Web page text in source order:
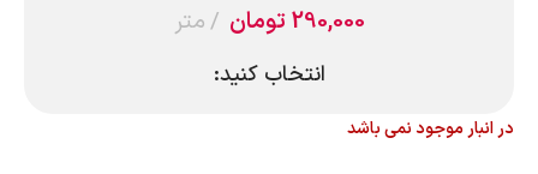
290,000تومان متر
انتخاب کنید:
در انبار موجود نمی باشد